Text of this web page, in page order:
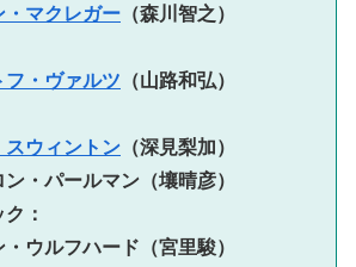
・マクレガー （森川智之）
フ・ヴァルツ （山路和弘）
スウィントン （深見梨加）
・パールマン（壤晴彦）
：
・ウルフハード（宮里駿）